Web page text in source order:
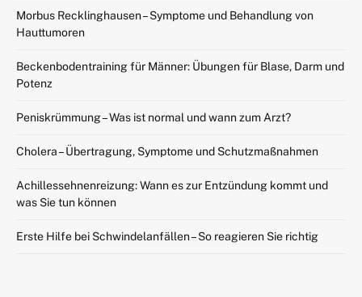
Morbus Recklinghausen – Symptome und Behandlung von
Hauttumoren
Beckenbodentraining für Männer: Übungen für Blase, Darm und
Potenz
Peniskrümmung – Was ist normal und wann zum Arzt?
Cholera – Übertragung, Symptome und Schutzmaßnahmen
Achillessehnenreizung: Wann es zur Entzündung kommt und
was Sie tun können
Erste Hilfe bei Schwindelanfällen – So reagieren Sie richtig